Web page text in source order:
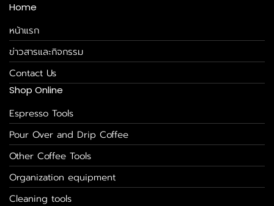
Home
หน้าแรก
ข่าวสารและกิจกรรม
Contact Us
Shop Online
Espresso Tools
Pour Over and Drip Coffee
Other Coffee Tools
Organization equipment
Cleaning tools